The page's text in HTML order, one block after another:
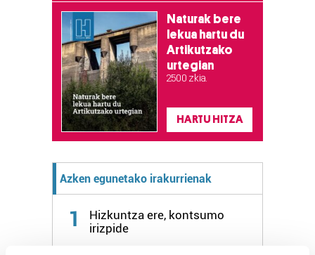
Naturak bere
lekua hartu du
Artikutzako
urtegian
2.500 zkia.
HARTU HITZA
Azken egunetako irakurrienak
1
Hizkuntza ere, kontsumo
irizpide